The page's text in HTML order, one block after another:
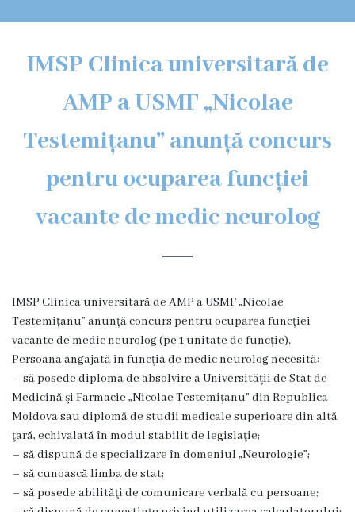
paginii
web
Subdiviziuni
Secția
Medicină
de
familie
Secția
Secția
medici
Secția
de
reabilitare
medicală
Laborator
clinic
IMSP Clinica universitară de
AMP a USMF „Nicolae
Testemițanu” anunță concurs
pentru ocuparea funcției
vacante de medic neurolog
IMSP Clinica universitară de AMP a USMF „Nicolae
Testemițanu” anunță concurs pentru ocuparea funcției
vacante de medic neurolog (pe 1 unitate de funcție).
Persoana angajată în funcţia de medic neurolog necesită:
– să posede diploma de absolvire a Universităţii de Stat de
Medicină şi Farmacie „Nicolae Testemițanu” din Republica
Moldova sau diplomă de studii medicale superioare din altă
ţară, echivalată în modul stabilit de legislaţie;
– să dispună de specializare în domeniul „Neurologie”;
– să cunoască limba de stat;
– să posede abilităţi de comunicare verbală cu persoane;